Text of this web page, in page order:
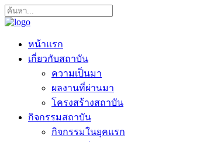
หน้าแรก
เกี่ยวกับสถาบัน
ความเป็นมา
ผลงานที่ผ่านมา
โครงสร้างสถาบัน
กิจกรรมสถาบัน
กิจกรรมในยุคแรก